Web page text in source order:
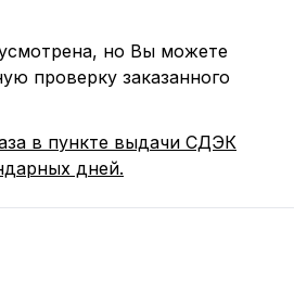
но Вы можете
проверку заказанного
в пункте выдачи СДЭК
дней.